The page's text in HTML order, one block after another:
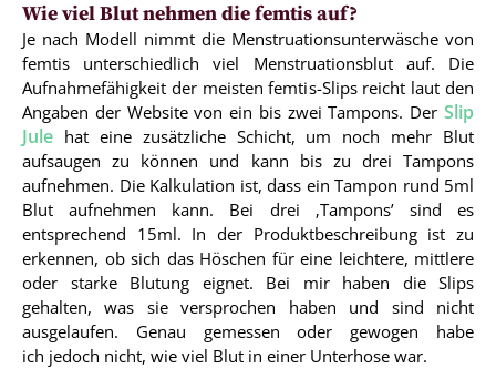
Wie viel Blut nehmen die femtis auf?
Je nach Modell nimmt die Menstruationsunterwäsche von
femtis unterschiedlich viel Menstruationsblut auf. Die
Aufnahmefähigkeit der meisten femtis-Slips reicht laut den
Angaben der Website von ein bis zwei Tampons. Der Slip
Jule hat eine zusätzliche Schicht, um noch mehr Blut
aufsaugen zu können und kann bis zu drei Tampons
aufnehmen. Die Kalkulation ist, dass ein Tampon rund 5ml
Blut aufnehmen kann. Bei drei ‚Tampons’ sind es
entsprechend 15ml. In der Produktbeschreibung ist zu
erkennen, ob sich das Höschen für eine leichtere, mittlere
oder starke Blutung eignet. Bei mir haben die Slips
gehalten, was sie versprochen haben und sind nicht
ausgelaufen. Genau gemessen oder gewogen habe
ich jedoch nicht, wie viel Blut in einer Unterhose war.